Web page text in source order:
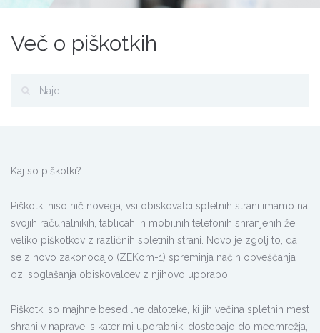
Več o piškotkih
Kaj so piškotki?
Piškotki niso nič novega, vsi obiskovalci spletnih strani imamo na
svojih računalnikih, tablicah in mobilnih telefonih shranjenih že
veliko piškotkov z različnih spletnih strani. Novo je zgolj to, da
se z novo zakonodajo (ZEKom-1) spreminja način obveščanja
oz. soglašanja obiskovalcev z njihovo uporabo.
Piškotki so majhne besedilne datoteke, ki jih večina spletnih mest
shrani v naprave, s katerimi uporabniki dostopajo do medmrežja,